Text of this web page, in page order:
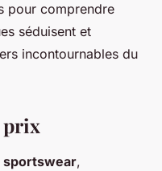
pour comprendre
séduisent et
incontournables du
prix
,